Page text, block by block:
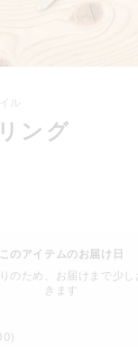
ル
ング
このアイテムのお届け日
のため、お届けまで少し
きます